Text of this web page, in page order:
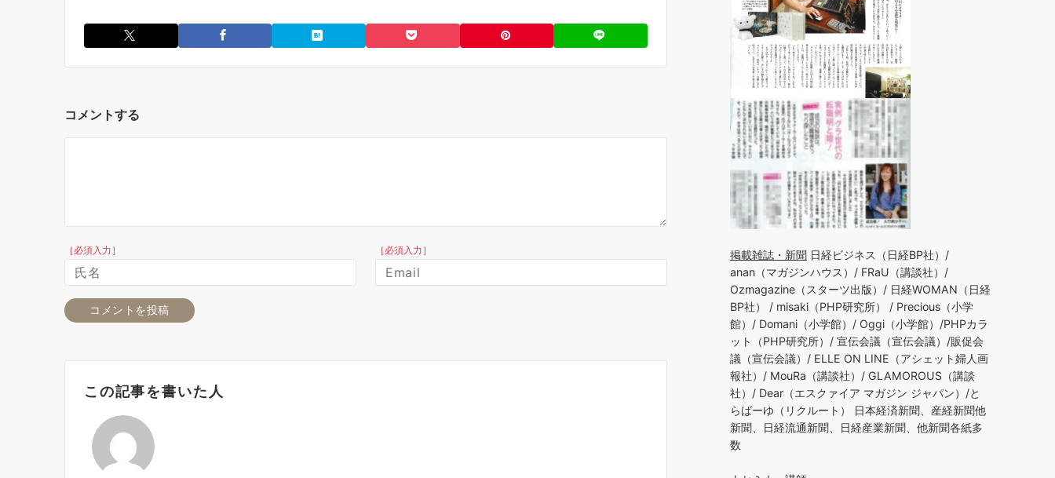
コメントする
［必須入力］ ［必須入力］
この記事を書いた人
掲載雑誌・新聞 日経ビジネス（日経BP社）/
anan（マガジンハウス）/ FRaU（講談社）/
Ozmagazine（スターツ出版）/ 日経WOMAN（日経
BP社） / misaki（PHP研究所） / Precious（小学
館）/ Domani（小学館）/ Oggi（小学館）/PHPカラ
ット（PHP研究所）/ 宣伝会議（宣伝会議）/販促会
議（宣伝会議）/ ELLE ON LINE（アシェット婦人画
報社）/ MouRa（講談社）/ GLAMOROUS（講談
社）/ Dear（エスクァイア マガジン ジャパン）/と
らばーゆ（リクルート） 日本経済新聞、産経新聞他
新聞、日経流通新聞、日経産業新聞、他新聞各紙多
数